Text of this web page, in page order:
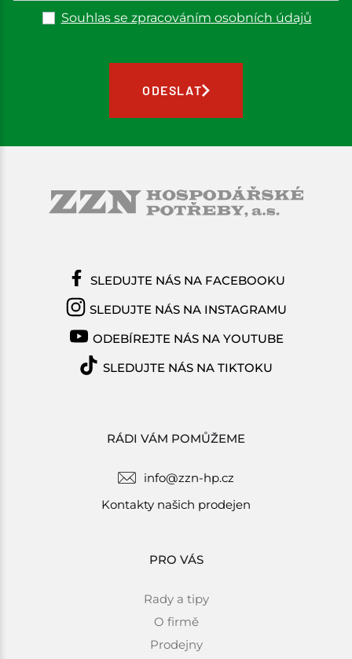
Souhlas se zpracováním osobních údajů
ODESLAT
RÁDI VÁM POMŮŽEME
info@zzn-hp.cz
Kontakty našich prodejen
PRO VÁS
Rady a tipy
O firmě
Prodejny
SLEDUJTE NÁS NA FACEBOOKU
SLEDUJTE NÁS NA INSTAGRAMU
ODEBÍREJTE NÁS NA YOUTUBE
SLEDUJTE NÁS NA TIKTOKU